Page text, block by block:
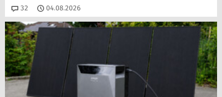
32 Kommentare
04.08.2026